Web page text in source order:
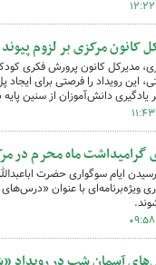
کانون مرکزی بر لزوم
مدیرکل کانون پرورش فکری
این رویداد را فرصتی برای
دانش‌آموزان از سنین
ماه محرم در مرکز شماره ۲
ویژه‌برنامه‌ای با عنوان